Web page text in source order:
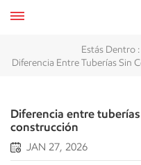
Estás Dentro :
Diferencia Entre Tuberías Sin
Diferencia entre
construcción
JAN 27, 2026